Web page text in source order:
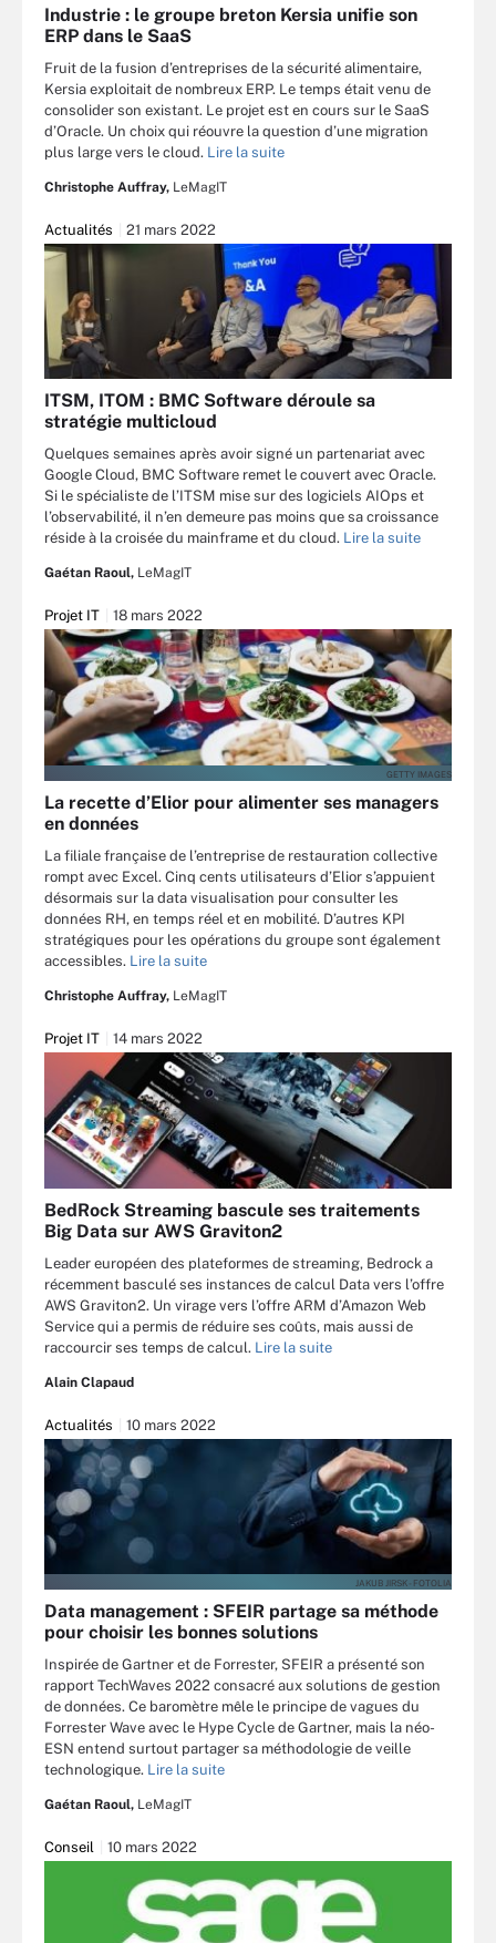
Industrie : le groupe breton Kersia unifie son
ERP dans le SaaS
Fruit de la fusion d’entreprises de la sécurité alimentaire,
Kersia exploitait de nombreux ERP. Le temps était venu de
consolider son existant. Le projet est en cours sur le SaaS
d’Oracle. Un choix qui réouvre la question d’une migration
plus large vers le cloud. Lire la suite
Christophe Auffray, LeMagIT
Actualités 21 mars 2022
ITSM, ITOM : BMC Software déroule sa
stratégie multicloud
Quelques semaines après avoir signé un partenariat avec
Google Cloud, BMC Software remet le couvert avec Oracle.
Si le spécialiste de l’ITSM mise sur des logiciels AIOps et
l’observabilité, il n’en demeure pas moins que sa croissance
réside à la croisée du mainframe et du cloud. Lire la suite
Gaétan Raoul, LeMagIT
Projet IT 18 mars 2022
GETTY IMAGES
La recette d’Elior pour alimenter ses managers
en données
La filiale française de l’entreprise de restauration collective
rompt avec Excel. Cinq cents utilisateurs d’Elior s’appuient
désormais sur la data visualisation pour consulter les
données RH, en temps réel et en mobilité. D’autres KPI
stratégiques pour les opérations du groupe sont également
accessibles. Lire la suite
Christophe Auffray, LeMagIT
Projet IT 14 mars 2022
BedRock Streaming bascule ses traitements
Big Data sur AWS Graviton2
Leader européen des plateformes de streaming, Bedrock a
récemment basculé ses instances de calcul Data vers l’offre
AWS Graviton2. Un virage vers l’offre ARM d’Amazon Web
Service qui a permis de réduire ses coûts, mais aussi de
raccourcir ses temps de calcul. Lire la suite
Alain Clapaud
Actualités 10 mars 2022
JAKUB JIRSK - FOTOLIA
Data management : SFEIR partage sa méthode
pour choisir les bonnes solutions
Inspirée de Gartner et de Forrester, SFEIR a présenté son
rapport TechWaves 2022 consacré aux solutions de gestion
de données. Ce baromètre mêle le principe de vagues du
Forrester Wave avec le Hype Cycle de Gartner, mais la néo-
ESN entend surtout partager sa méthodologie de veille
technologique. Lire la suite
Gaétan Raoul, LeMagIT
Conseil 10 mars 2022